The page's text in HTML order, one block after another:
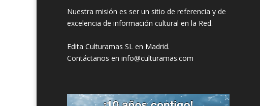
Nuestra misión es ser un sitio de referencia y de
excelencia de información cultural en la Red.
Edita Culturamas SL en Madrid.
Contáctanos en info@culturamas.com